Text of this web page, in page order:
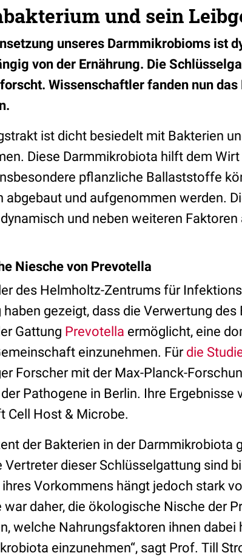
und sein
unseres Darmmikrobioms ist
von der Ernährung. Die
Wissenschaftler fanden nun
ist dicht besiedelt mit Bakterien
Diese Darmmikrobiota hilft dem
pflanzliche Ballaststoffe
abgebaut und aufgenommen werden.
und neben weiteren Faktoren
Niesche von Prevotella
des Helmholtz-Zentrums für
gezeigt, dass die Verwertung
Gattung Prevotella ermöglicht, eine
einzunehmen. Für die
Forscher mit der Max-Planck-
Pathogene in Berlin. Ihre
Cell Host & Microbe.
der Bakterien in der Darmmikrobiota
Vertreter dieser Schlüsselgattung sind
Vorkommens hängt jedoch stark
war daher, die ökologische Nische der
welche Nahrungsfaktoren ihnen dabei
einzunehmen“, sagt Prof. Till